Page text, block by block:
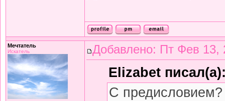
Мечтатель
Искатель Добавлено: Пт Фев 13,
Elizabet
С